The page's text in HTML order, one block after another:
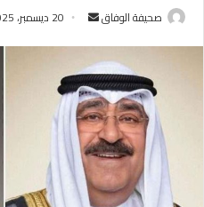
صحيفة الوفاق
أرسل 20 ديسمبر، 2025